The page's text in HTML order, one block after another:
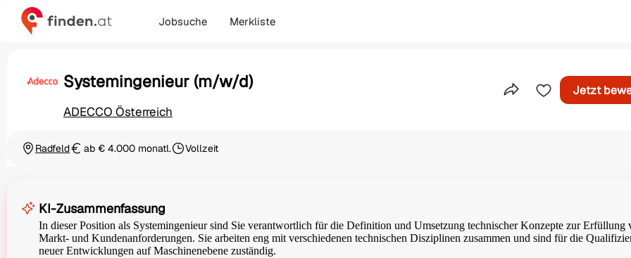
Jobsuche Merkliste
Systemingenieur (m/w/d)
ADECCO Österreich
Teile dieses Inserat
Jetzt
Ortschaft
RadfeldGehaltab € 4.000 monatl.Beschäftigungsart
Vollzeit
KI-Zusammenfassung
In dieser Position als Systemingenieur sind Sie verantwortlich für die Definition und Umsetzung technischer Konzepte zur Erfüllung
Markt- und Kundenanforderungen. Sie arbeiten eng mit verschiedenen technischen Disziplinen zusammen und sind für die
neuer Entwicklungen auf Maschinenebene zuständig.